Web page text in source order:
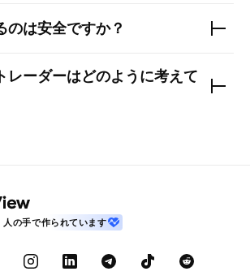
のは安全ですか？
レーダーはどのように考えて
の手で作られています